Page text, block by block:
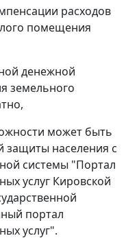
расходов
помещения
денежной
земельного
может быть
защиты населения с
системы "Портал
услуг Кировской
портал
услуг".